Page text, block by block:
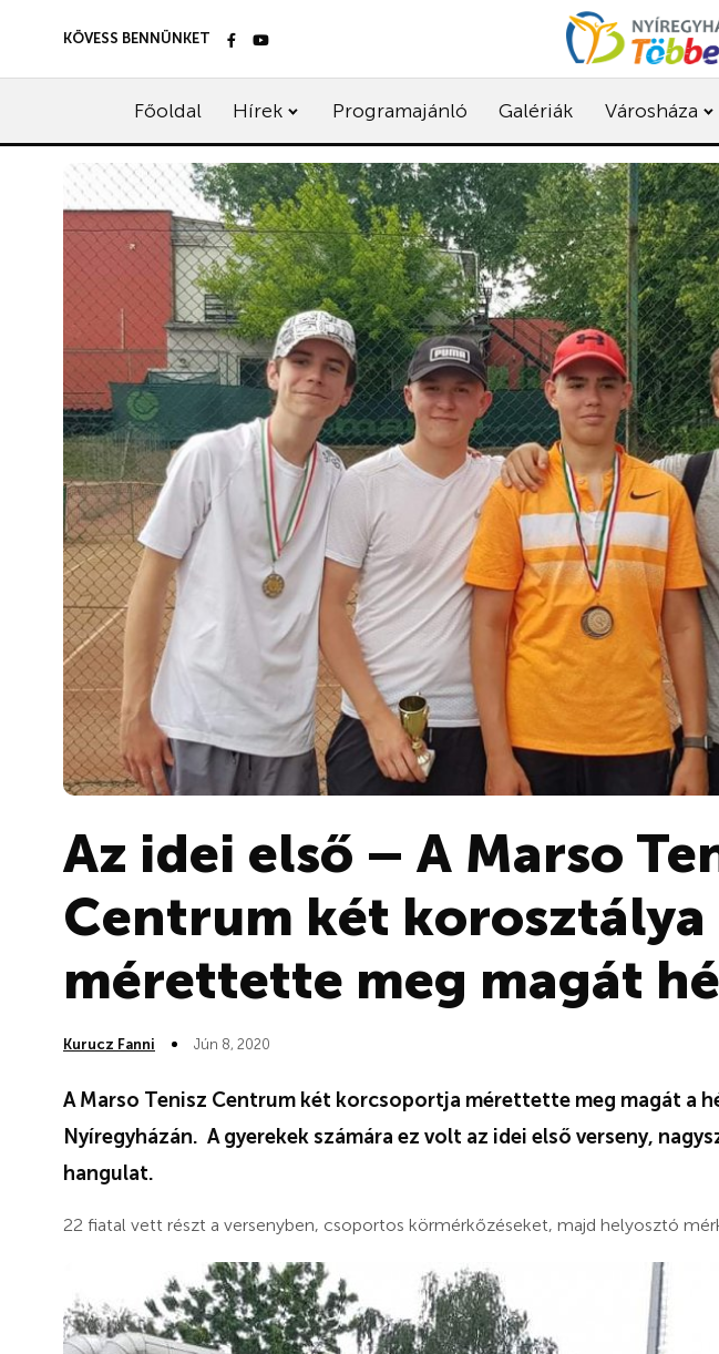
KÖVESS BENNÜNKET
Főoldal Hírek Programajánló Galériák Városháza
Az idei első – A Marso
Centrum két korosztálya
mérettette meg magát
Kurucz Fanni Jún 8, 2020
A Marso Tenisz Centrum két korcsoportja mérettette meg magát a
Nyíregyházán. A gyerekek számára ez volt az idei első verseny,
hangulat.
22 fiatal vett részt a versenyben, csoportos körmérkőzéseket, majd helyosztó